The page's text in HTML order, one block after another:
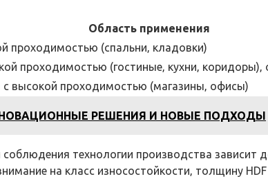
Область применения
проходимостью (спальни‚ кладовки)
проходимостью (гостиные‚ кухни‚
высокой проходимостью (магазины‚ офисы)
РЕШЕНИЯ И НОВЫЕ ПОДХОДЫ
технологии производства зависит
на класс износостойкости‚ толщину